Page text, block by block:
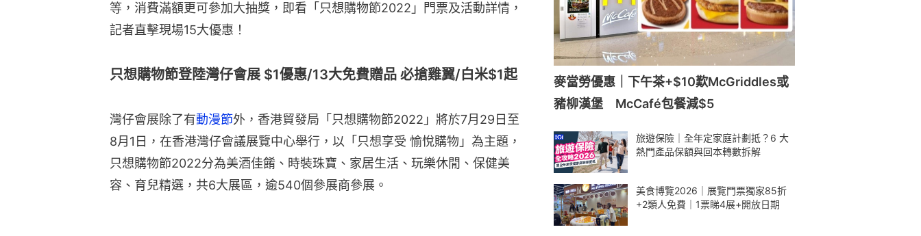
等，消費滿額更可參加大抽獎，即看「只想購物節2022」門票及活動詳情，
記者直擊現場15大優惠！
只想購物節登陸灣仔會展 $1優惠/13大免費贈品 必搶雞翼/白米$1起
灣仔會展除了有動漫節外，香港貿發局「只想購物節2022」將於7月29日至
8月1日，在香港灣仔會議展覽中心舉行，以「只想享受 愉悅購物」為主題，
只想購物節2022分為美酒佳餚、時裝珠寶、家居生活、玩樂休閒、保健美
容、育兒精選，共6大展區，逾540個參展商參展。
麥當勞優惠｜下午茶+$10歎McGriddles或
豬柳漢堡 McCafé包餐減$5
旅遊保險｜全年定家庭計劃抵？6 大
熱門產品保額與回本轉數拆解
美食博覽2026｜展覽門票獨家85折
+2類人免費｜1票睇4展+開放日期